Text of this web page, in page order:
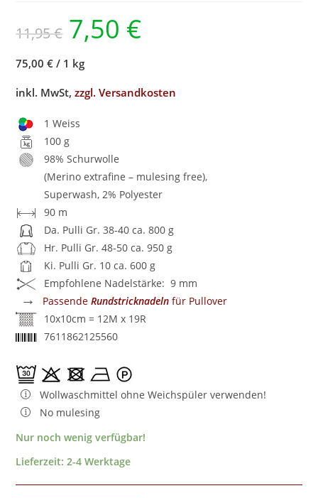
11,95€ 7,50 €
75,00 € / 1 kg
inkl. MwSt,zzgl. Versandkosten
1 Weiss
100 g
98% Schurwolle
(Merino extrafine – mulesing free),
Superwash, 2% Polyester
90 m
Da. Pulli Gr. 38-40 ca. 800 g
Hr. Pulli Gr. 48-50 ca. 950 g
Ki. Pulli Gr. 10 ca. 600 g
Empfohlene Nadelstärke: 9 mm
→ PassendeRundstricknadeln für Pullover
10x10cm = 12M x 19R
7611862125560
Wollwaschmittel ohne Weichspüler verwenden!
No mulesing
Nur noch wenig verfügbar!
Lieferzeit:2-4 Werktage